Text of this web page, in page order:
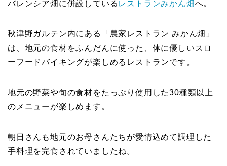
バレンシア畑に併設している レストランみかん畑へ。
秋津野ガルテン内にある「農家レストラン みかん畑」
は、地元の食材をふんだんに使った、体に優しいスロ
ーフードバイキングが楽しめるレストランです。
地元の野菜や旬の食材をたっぷり使用した30種類以上
のメニューが楽しめます。
朝日さんも地元のお母さんたちが愛情込めて調理した
手料理を完食されていましたね。